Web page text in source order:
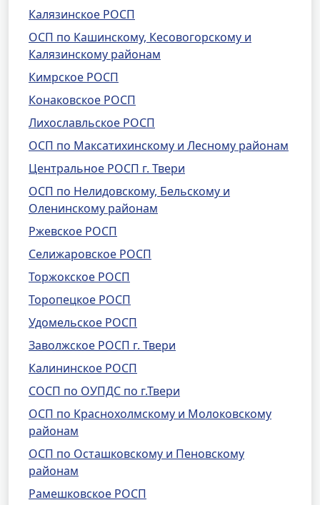
Калязинское РОСП
ОСП по Кашинскому, Кесовогорскому и
Калязинскому районам
Кимрское РОСП
Конаковское РОСП
Лихославльское РОСП
ОСП по Максатихинскому и Лесному районам
Центральное РОСП г. Твери
ОСП по Нелидовскому, Бельскому и
Оленинскому районам
Ржевское РОСП
Селижаровское РОСП
Торжокское РОСП
Торопецкое РОСП
Удомельское РОСП
Заволжское РОСП г. Твери
Калининское РОСП
СОСП по ОУПДС по г.Твери
ОСП по Краснохолмскому и Молоковскому
районам
ОСП по Осташковскому и Пеновскому
районам
Рамешковское РОСП